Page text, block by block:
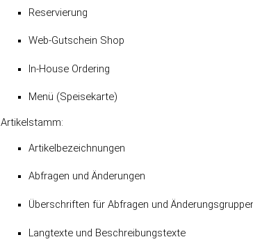
Reservierung
Web-Gutschein Shop
In-House Ordering
Menü (Speisekarte)
Artikelstamm:
Artikelbezeichnungen
Abfragen und Änderungen
Überschriften für Abfragen und
Langtexte und Beschreibungstexte